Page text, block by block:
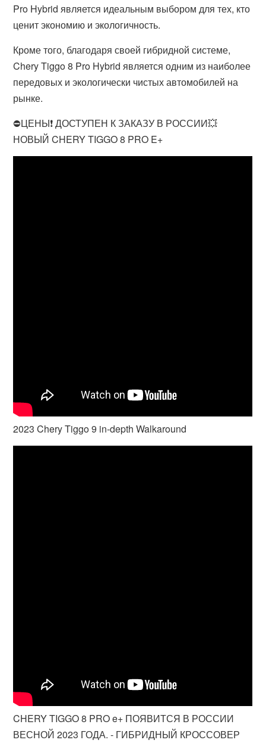
Pro Hybrid является идеальным выбором для тех, кто
ценит экономию и экологичность.
Кроме того, благодаря своей гибридной системе,
Chery Tiggo 8 Pro Hybrid является одним из наиболее
передовых и экологически чистых автомобилей на
рынке.
⛔ЦЕНЫ❗ ДОСТУПЕН К ЗАКАЗУ В РОССИИ💥
НОВЫЙ CHERY TIGGO 8 PRO E+
2023 Chery Tiggo 9 in-depth Walkaround
CHERY TIGGO 8 PRO e+ ПОЯВИТСЯ В РОССИИ
ВЕСНОЙ 2023 ГОДА. - ГИБРИДНЫЙ КРОССОВЕР